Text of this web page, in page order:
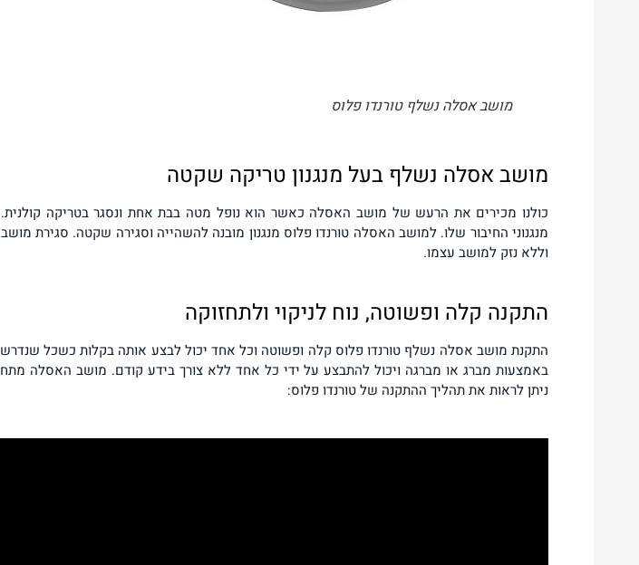
מושב אסלה נשלף טורנדו פלוס
מושב אסלה נשלף בעל מנגנון טריקה שקטה
כולנו מכירים את הרעש של מושב האסלה כאשר הוא נופל מטה בבת אחת ונסגר בטריקה
מנגנוני החיבור שלו. למושב האסלה טורנדו פלוס מנגנון מובנה להשהייה וסגירה שקטה. סגירת
וללא נזק למושב עצמו.
התקנה קלה ופשוטה, נוח לניקוי ולתחזוקה
התקנת מושב אסלה נשלף טורנדו פלוס קלה ופשוטה וכל אחד יכול לבצע אותה בקלות כשכל
באמצעות מברג או מברגה ויכול להתבצע על ידי כל אחד ללא צורך בידע קודם. מושב האסלה
ניתן לראות את תהליך ההתקנה של טורנדו פלוס: